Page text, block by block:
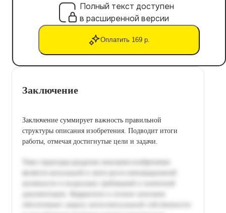
Полный текст доступен
в расширенной версии
Оплатить 169 р.
Заключение
Заключение суммирует важность правильной
структуры описания изобретения. Подводит итоги
работы, отмечая достигнутые цели и задачи.